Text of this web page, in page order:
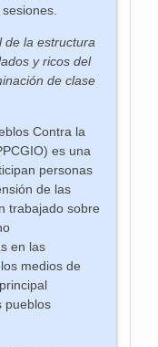
de la estructura
y ricos del
de clase
Contra la
es una
personas
de las
trabajado sobre
en las
medios de
pueblos